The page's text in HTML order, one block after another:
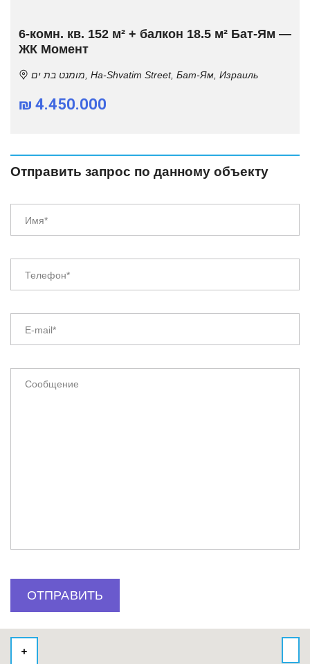
6-комн. кв. 152 м² + балкон 18.5 м² Бат-Ям —
ЖК Момент
מומנט בת ים, Ha-Shvatim Street, Бат-Ям, Израиль
₪ 4.450.000
Отправить запрос по данному объекту